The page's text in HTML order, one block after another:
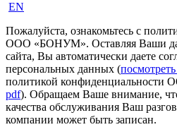
EN
Пожалуйста, ознакомьтесь с
ООО «БОНУМ». Оставляя Ваши
сайта, Вы автоматически даете
персональных данных (
политикой
pdf). Обращаем Ваше внимание,
качества обслуживания Ваш
компании может быть записан.